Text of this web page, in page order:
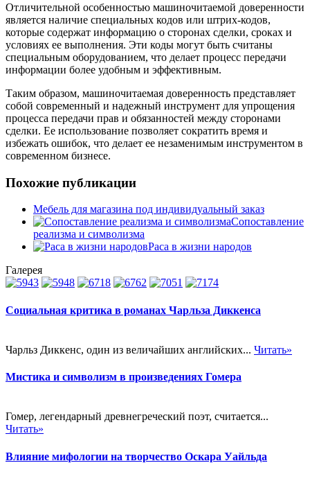
Отличительной особенностью машиночитаемой доверенности
является наличие специальных кодов или штрих-кодов,
которые содержат информацию о сторонах сделки, сроках и
условиях ее выполнения. Эти коды могут быть считаны
специальным оборудованием, что делает процесс передачи
информации более удобным и эффективным.
Таким образом, машиночитаемая доверенность представляет
собой современный и надежный инструмент для упрощения
процесса передачи прав и обязанностей между сторонами
сделки. Ее использование позволяет сократить время и
избежать ошибок, что делает ее незаменимым инструментом в
современном бизнесе.
Похожие публикации
Мебель для магазина под индивидуальный заказ
Сопоставление
реализма и символизма
Раса в жизни народов
Галерея
Социальная критика в романах Чарльза Диккенса
Чарльз Диккенс, один из величайших английских... Читать»
Мистика и символизм в произведениях Гомера
Гомер, легендарный древнегреческий поэт, считается...
Читать»
Влияние мифологии на творчество Оскара Уайльда